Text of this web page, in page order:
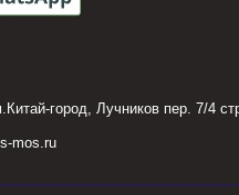
город, Лучников пер. 7/4
mos.ru